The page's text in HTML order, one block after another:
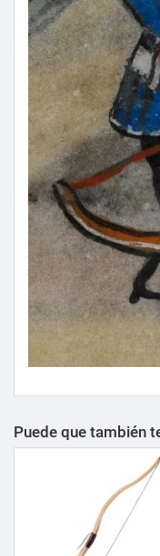
Puede que también